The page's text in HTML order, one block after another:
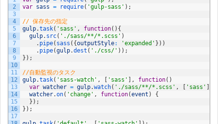
2
3
4
5
6
7
8
9
10
11
12
13
14
15
16
17
var sass = require( 'gulp-sass' ) ;
// 保存先の指定
gulp.task( 'sass' , function( ) {
gulp. src( './sass/**/*.scss' )
. pipe( sass ( {outputStyle: 'expanded' } ) )
. pipe(gulp.dest ( './css/' ) ) ;
} ) ;
//自動監視のタスク
gulp.task( 'sass-watch' , 'sass' , function( )
var watcher = gulp.watch( './sass/**/*.scss' , 'sass'
watcher.on( 'change' , function(event )
{
} ) ;
} ) ;